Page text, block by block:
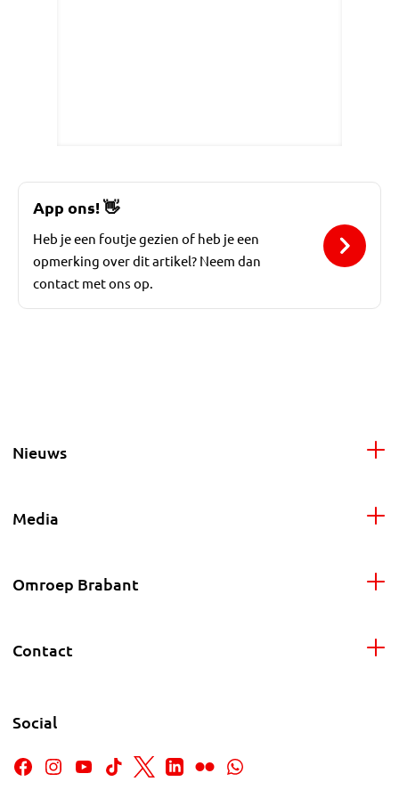
App ons!👋
Heb je een foutje gezien of heb je een
opmerking over dit artikel? Neem dan
contact met ons op.
Nieuws
Media
Omroep Brabant
Contact
Social